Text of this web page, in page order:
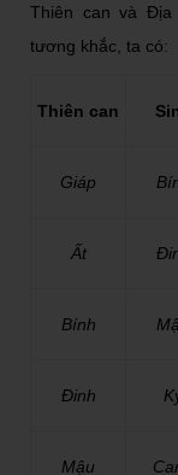
Thiên can và Địa
tương khắc, ta có:
Thiên can
Giáp
Ất
Bính
Đinh
Mậu